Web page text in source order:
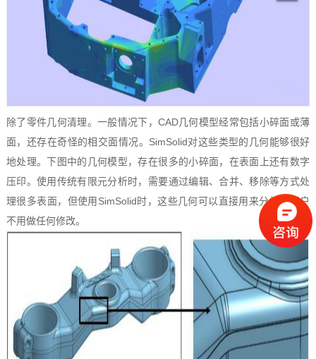
除了零件几何清理。一般情况下，CAD几何模型经常包括小碎面或薄
面，还存在奇怪的相交面情况。SimSolid对这些类型的几何能够很好
地处理。下图中的几何模型，存在很多的小碎面，在表面上还有数字
压印。使用传统有限元分析时，需要通过编辑、合并、移除等方式处
理很多表面，但使用SimSolid时，这些几何可以直接用来分析，用户
不用做任何修改。